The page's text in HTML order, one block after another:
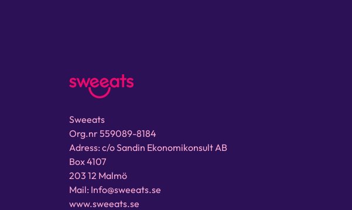
Sweeats
Org.nr 559089-8184
Adress: c/o Sandin Ekonomikonsult AB
Box 4107
203 12 Malmö
Mail: Info@sweeats.se
www.sweeats.se